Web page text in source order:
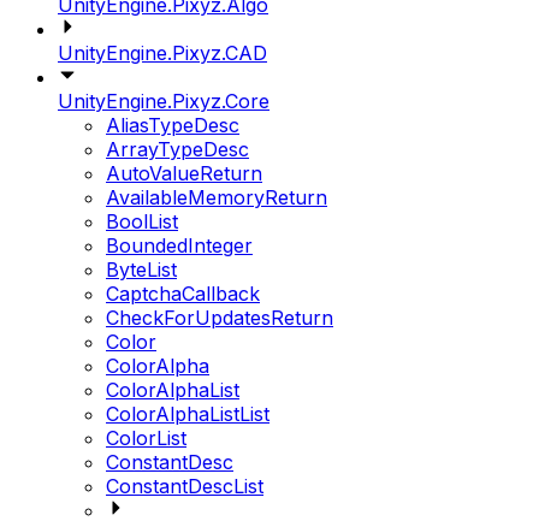
UnityEngine.Pixyz.Algo
UnityEngine.Pixyz.CAD
UnityEngine.Pixyz.Core
AliasTypeDesc
ArrayTypeDesc
AutoValueReturn
AvailableMemoryReturn
BoolList
BoundedInteger
ByteList
CaptchaCallback
CheckForUpdatesReturn
Color
ColorAlpha
ColorAlphaList
ColorAlphaListList
ColorList
ConstantDesc
ConstantDescList